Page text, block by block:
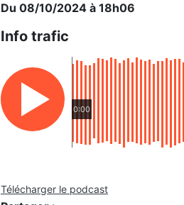
Du 08/10/2024 à 18h06
Info trafic
0:00
Télécharger le podcast